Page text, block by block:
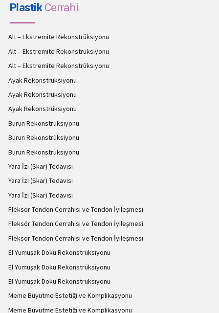
PlastikCerrahi
Alt – Ekstremite Rekonstrüksiyonu
Alt – Ekstremite Rekonstrüksiyonu
Alt – Ekstremite Rekonstrüksiyonu
Ayak Rekonstrüksiyonu
Ayak Rekonstrüksiyonu
Ayak Rekonstrüksiyonu
Burun Rekonstrüksiyonu
Burun Rekonstrüksiyonu
Burun Rekonstrüksiyonu
Yara İzi (Skar) Tedavisi
Yara İzi (Skar) Tedavisi
Yara İzi (Skar) Tedavisi
Fleksör Tendon Cerrahisi ve Tendon İyileşmesi
Fleksör Tendon Cerrahisi ve Tendon İyileşmesi
Fleksör Tendon Cerrahisi ve Tendon İyileşmesi
El Yumuşak Doku Rekonstrüksiyonu
El Yumuşak Doku Rekonstrüksiyonu
El Yumuşak Doku Rekonstrüksiyonu
Meme Büyütme Estetiği ve Komplikasyonu
Meme Büyütme Estetiği ve Komplikasyonu